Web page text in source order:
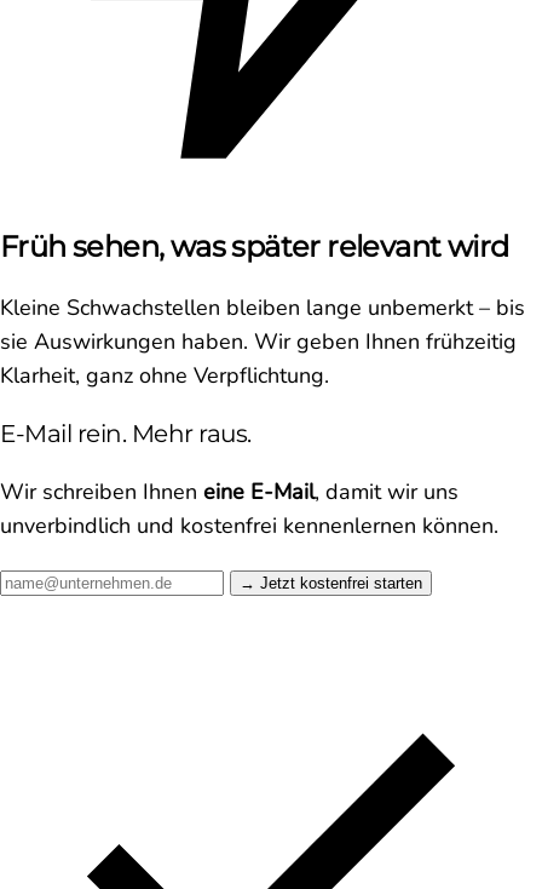
Früh sehen, was später relevant wird
Kleine Schwachstellen bleiben lange unbemerkt – bis
sie Auswirkungen haben. Wir geben Ihnen frühzeitig
Klarheit, ganz ohne Verpflichtung.
E-Mail rein. Mehr raus.
Wir schreiben Ihnen eine E-Mail, damit wir uns
unverbindlich und kostenfrei kennenlernen können.
Jetzt kostenfrei starten →